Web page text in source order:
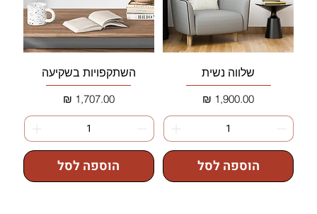
שלווה נשית
מחיר
הוספה לסל
השתקפויות בשקיעה
מחיר‏1,707.00 ‏₪
הוספה לסל